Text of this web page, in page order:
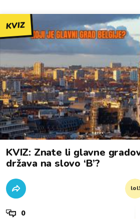
KVIZ
KVIZ: Znate li glavne
država na slovo ‘B’?
lol!
0